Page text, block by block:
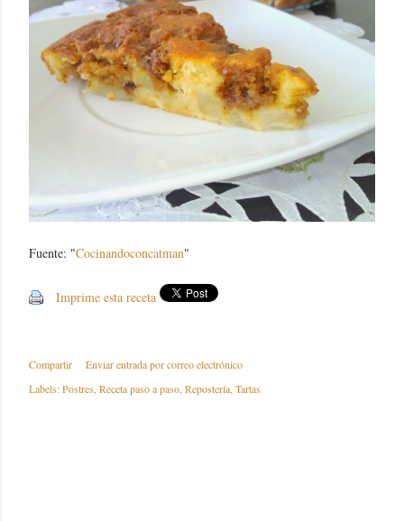
Fuente: "Cocinandoconcatman"
Imprime esta receta
Compartir
Enviar entrada por correo electrónico
Labels:Postres Receta paso a paso Repostería Tartas